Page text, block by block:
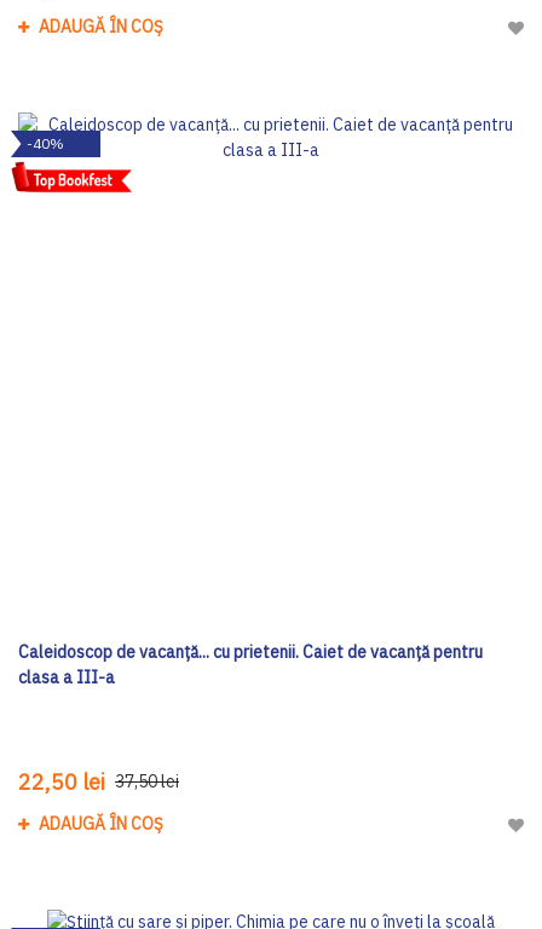
ADAUGĂ ÎN COȘ
-40%
Caleidoscop de vacanță... cu prietenii. Caiet de vacanţă pentru
clasa a III-a
22,50 lei 37,50 lei
ADAUGĂ ÎN COȘ